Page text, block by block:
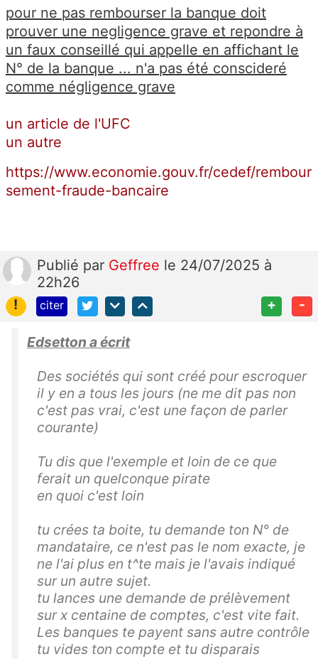
pour ne pas rembourser la banque doit
prouver une negligence grave et repondre à
un faux conseillé qui appelle en affichant le
N° de la banque ... n'a pas été conscideré
comme négligence grave
un article de l'UFC
un autre
https://www.economie.gouv.fr/cedef/rembour
sement-fraude-bancaire
Publié par Geffree le 24/07/2025 à
22h26
!
citer + -
Edsetton a écrit
Des sociétés qui sont créé pour escroquer
il y en a tous les jours (ne me dit pas non
c'est pas vrai, c'est une façon de parler
courante)
Tu dis que l'exemple et loin de ce que
ferait un quelconque pirate
en quoi c'est loin
tu crées ta boite, tu demande ton N° de
mandataire, ce n'est pas le nom exacte, je
ne l'ai plus en t^te mais je l'avais indiqué
sur un autre sujet.
tu lances une demande de prélèvement
sur x centaine de comptes, c'est vite fait.
Les banques te payent sans autre contrôle
tu vides ton compte et tu disparais